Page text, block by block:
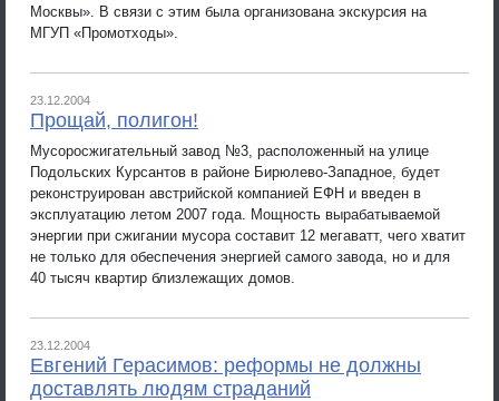
Москвы». В связи с этим была организована экскурсия на
МГУП «Промотходы».
23.12.2004
Прощай, полигон!
Мусоросжигательный завод №3, расположенный на улице
Подольских Курсантов в районе Бирюлево-Западное, будет
реконструирован австрийской компанией ЕФН и введен в
эксплуатацию летом 2007 года. Мощность вырабатываемой
энергии при сжигании мусора составит 12 мегаватт, чего хватит
не только для обеспечения энергией самого завода, но и для
40 тысяч квартир близлежащих домов.
23.12.2004
Евгений Герасимов: реформы не должны
доставлять людям страданий